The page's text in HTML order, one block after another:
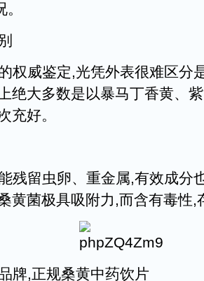
权威鉴定,光凭外表很难区分
绝大多数是以暴马丁香黄、
充好。
残留虫卵、重金属,有效成分
黄菌极具吸附力,而含有毒性,
牌,正规桑黄中药饮片